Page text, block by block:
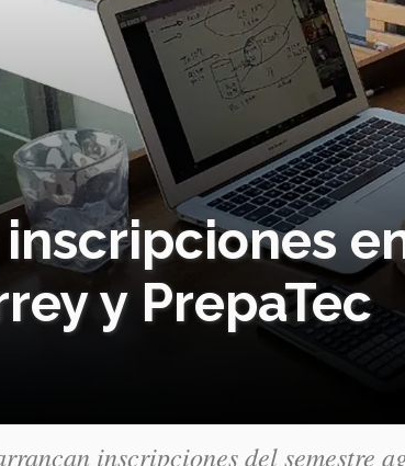
y PrepaTec
inscripciones del semestre